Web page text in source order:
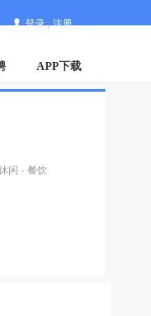
登录|注册
APP下载
闲 - 餐饮